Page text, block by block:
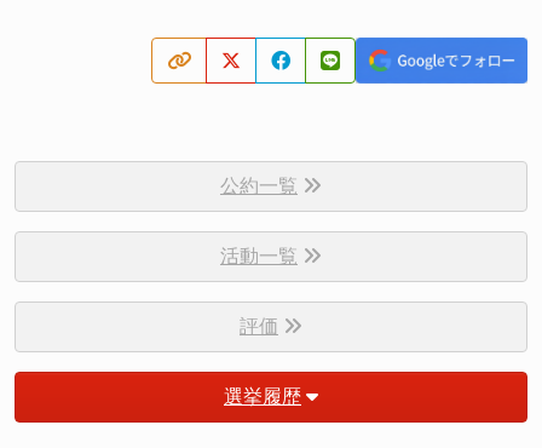
公約一覧
活動一覧
評価
選挙履歴